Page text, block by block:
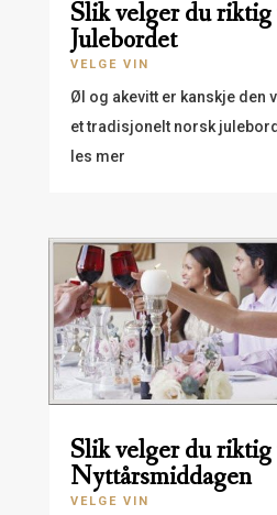
Slik velger du
Julebordet
VELGE VIN
Øl og akevitt er kanskje den
et tradisjonelt norsk
les mer
Slik velger du
Nyttårsmiddagen
VELGE VIN